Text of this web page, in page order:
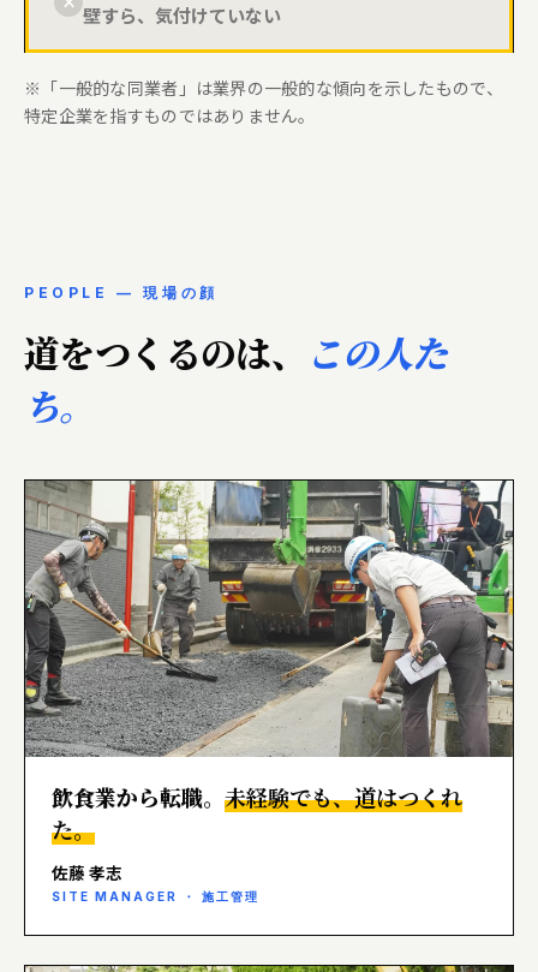
壁すら、気付けていない
※「一般的な同業者」は業界の一般的な傾向を示したもので、
特定企業を指すものではありません。
PEOPLE — 現場の顔
道をつくるのは、 この人た
ち。
飲食業から転職。 未経験でも、道はつくれ
た。
佐藤 孝志
SITE MANAGER ・ 施工管理